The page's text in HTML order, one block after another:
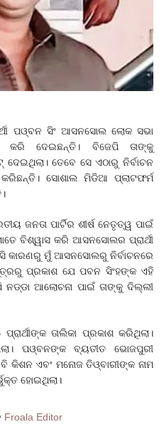
ପଓ୍ବନ ସିଂ ଆସନସୋଲ ଲୋକ ସଭା
କରି ଦେଇଛନ୍ତି। ବିଜେପି ତାଙ୍କୁ
ତେବେ ସେ ଏଠାରୁ ନିର୍ବାଚନ
ସୋଶାଲ ମିଡିଆ ପ୍ଲାଟଫର୍ମ
ଜନତା ପାର୍ଟିର ଶୀର୍ଷ ନେତୃତ୍ୱ ପାଇଁ
ବିଶ୍ୱାସ କରି ଆସନସୋଲର ପ୍ରାର୍ଥୀ
କାରଣରୁ ମୁଁ ଆସନସୋଲରୁ ନିର୍ବାଚନରେ
ପ୍ରକାଶ ଯେ ପବନ ସିଂହଙ୍କ ଏହି
ଆଲୋଚନା ପାଇଁ ତାଙ୍କୁ ଦିଲ୍ଲୀ
ତାଲିକା ପ୍ରକାଶ କରିଥିଲା।
ପଓ୍ବନଙ୍କ ବ୍ୟତୀତ ଭୋଜପୁରୀ
ଏବଂ ମନୋଜ ତିଓ୍ବାରୀଙ୍କ ନାମ
ହୋଇଥିଲା।
Froala Editor